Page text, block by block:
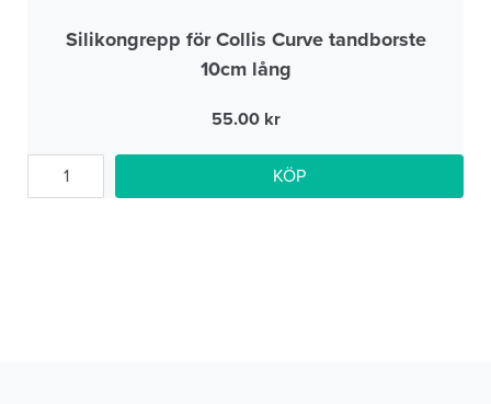
Silikongrepp för Collis Curve tandborste
10cm lång
55.00
KÖP